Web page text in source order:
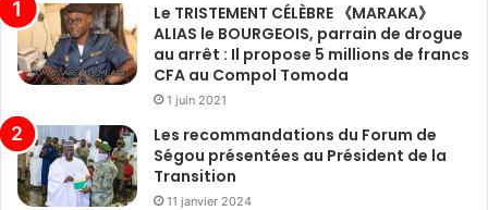
Le TRISTEMENT CÉLÈBRE 《MARAKA》
ALIAS le BOURGEOIS, parrain de drogue
au arrêt : Il propose 5 millions de francs
CFA au Compol Tomoda
1 juin 2021
Les recommandations du Forum de
Ségou présentées au Président de la
Transition
11 janvier 2024